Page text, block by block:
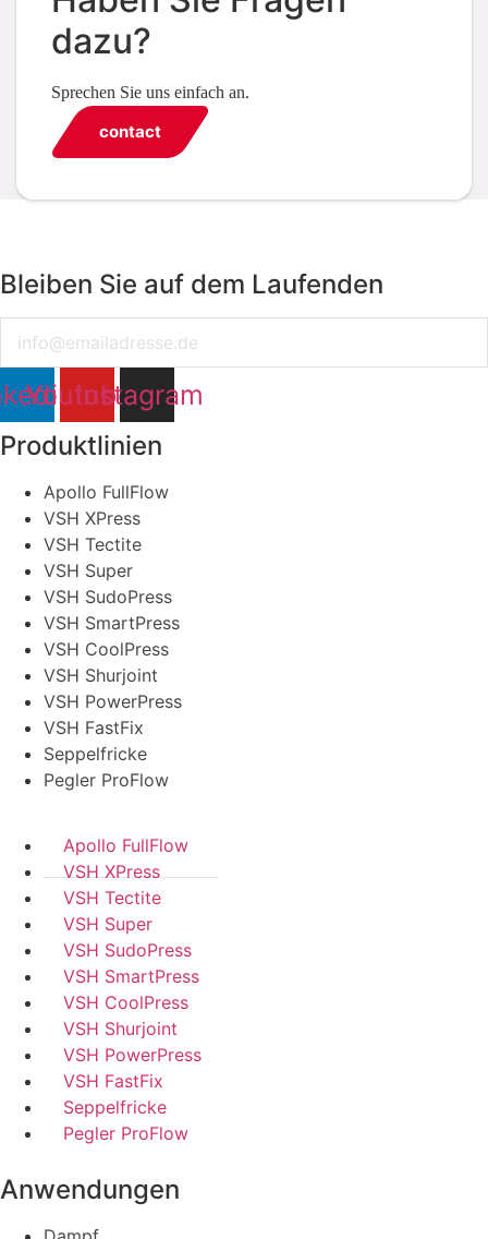
dazu?
Sprechen Sie uns einfach an.
contact
Bleiben Sie auf dem Laufenden
Youtube
Instagram
Produktlinien
Apollo FullFlow
VSH XPress
VSH Tectite
VSH Super
VSH SudoPress
VSH SmartPress
VSH CoolPress
VSH Shurjoint
VSH PowerPress
VSH FastFix
Seppelfricke
Pegler ProFlow
Apollo FullFlow
VSH XPress
VSH Tectite
VSH Super
VSH SudoPress
VSH SmartPress
VSH CoolPress
VSH Shurjoint
VSH PowerPress
VSH FastFix
Seppelfricke
Pegler ProFlow
Anwendungen